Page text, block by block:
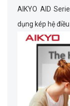
AIKYO AID
dụng kép hệ